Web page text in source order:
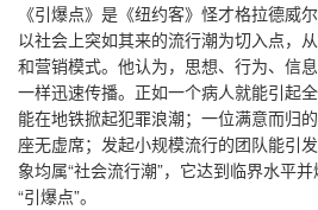
《引爆点》是《纽约客》怪才格拉德威
以社会上突如其来的流行潮为切入点，
和营销模式。他认为，思想、行为、信
一样迅速传播。正如一个病人就能引起
能在地铁掀起犯罪浪潮；一位满意而归
座无虚席；发起小规模流行的团队能引
象均属“社会流行潮”，它达到临界水平
“引爆点”。